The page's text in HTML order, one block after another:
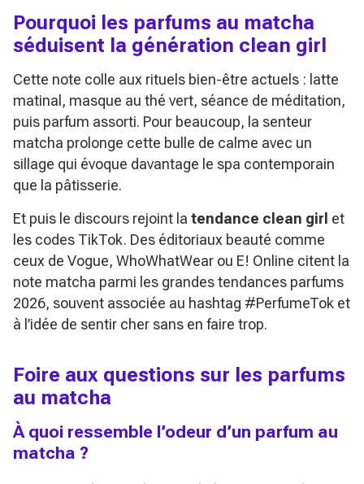
Pourquoi les parfums au matcha
séduisent la génération clean girl
Cette note colle aux rituels bien-être actuels : latte
matinal, masque au thé vert, séance de méditation,
puis parfum assorti. Pour beaucoup, la senteur
matcha prolonge cette bulle de calme avec un
sillage qui évoque davantage le spa contemporain
que la pâtisserie.
Et puis le discours rejoint la tendance clean girl et
les codes TikTok. Des éditoriaux beauté comme
ceux de Vogue, WhoWhatWear ou E! Online citent la
note matcha parmi les grandes tendances parfums
2026, souvent associée au hashtag #PerfumeTok et
à l’idée de sentir cher sans en faire trop.
Foire aux questions sur les parfums
au matcha
À quoi ressemble l’odeur d’un parfum au
matcha ?